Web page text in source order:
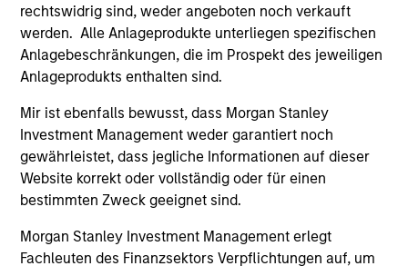
rechtswidrig sind, weder angeboten noch verkauft
werden. Alle Anlageprodukte unterliegen spezifischen
Anlagebeschränkungen, die im Prospekt des jeweiligen
Anlageprodukts enthalten sind.
Mir ist ebenfalls bewusst, dass Morgan Stanley
Investment Management weder garantiert noch
gewährleistet, dass jegliche Informationen auf dieser
Website korrekt oder vollständig oder für einen
bestimmten Zweck geeignet sind.
Morgan Stanley Investment Management erlegt
Fachleuten des Finanzsektors Verpflichtungen auf, um
The information on this page is for informational
purposes only. The information contained herein does
not constitute and should not be construed as an
offering of advisory services or an offer to sell or a
jurisdiction in which such offer or solicitation,
purchase or sale would be unlawful under the
securities, insurance or other laws of such jurisdiction.
All investing involves risks, including a loss of principal.
Please refer to the strategy detail page for important
information on the strategy, including additional risk
considerations.